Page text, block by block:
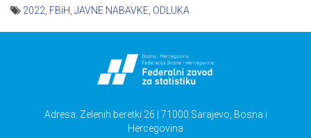
2022 FBiH JAVNE NABAVKE ODLUKA
Adresa: Zelenih beretki 26 | 71000 Sarajevo, Bosna i
Hercegovina